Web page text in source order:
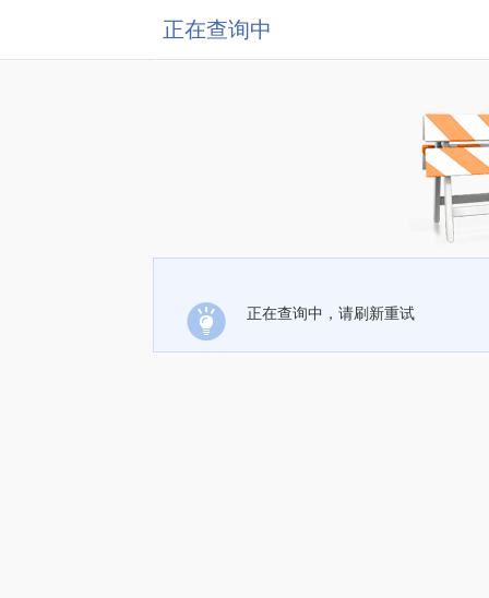
正在查询中
正在查询中，请刷新重试